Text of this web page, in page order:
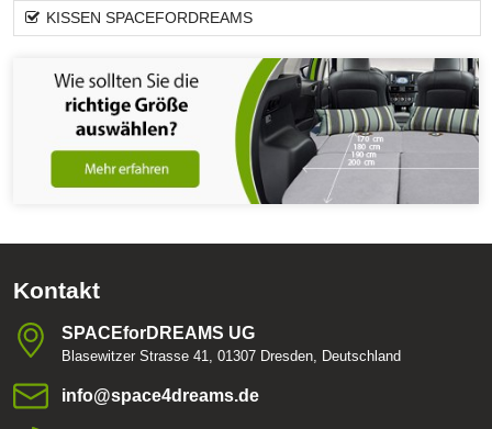
KISSEN SPACEFORDREAMS
Kontakt
SPACEforDREAMS UG
Blasewitzer Strasse 41, 01307 Dresden, Deutschland
info​@space4dreams​.de